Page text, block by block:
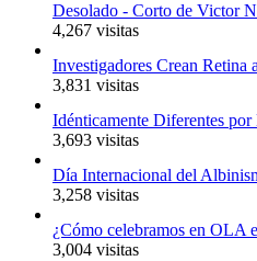
Desolado - Corto de Victor
4,267 visitas
Investigadores Crean Retina
3,831 visitas
Idénticamente Diferentes
3,693 visitas
Día Internacional del
3,258 visitas
¿Cómo celebramos en OLA
3,004 visitas